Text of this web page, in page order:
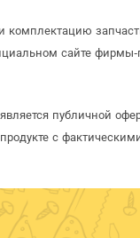
сайте фирмы-
публичной
с